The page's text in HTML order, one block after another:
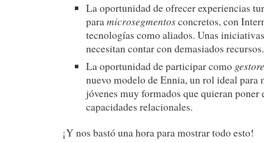
La oportunidad de ofrecer experiencias
paramicrosegmentosconcretos, con
tecnologías como aliados. Unas
necesitan contar con demasiados recursos.
La oportunidad de participar como
nuevo modelo de Ennia, un rol ideal para
jóvenes muy formados que quieran poner
capacidades relacionales.
¡Y nos bastó una hora para mostrar todo esto!